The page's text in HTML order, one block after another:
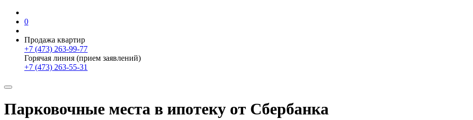
0
Продажа квартир
+7 (473) 263-99-77
Горячая линия (прием заявлений)
+7 (473) 263-55-31
Парковочные места в ипотеку от Сбербанка